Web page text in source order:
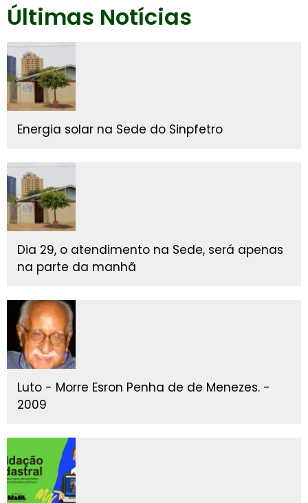
Últimas Notícias
Energia solar na Sede do Sinpfetro
Dia 29, o atendimento na Sede, será apenas
na parte da manhã
Luto - Morre Esron Penha de de Menezes. -
2009